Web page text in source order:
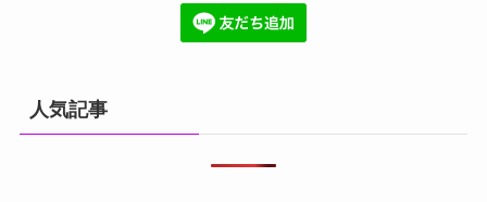
人気記事